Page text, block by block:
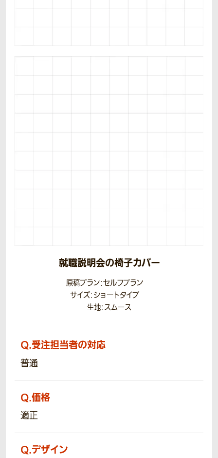
就職説明会の椅子カバー
原稿プラン：セルフプラン
サイズ：ショートタイプ
生地：スムース
Q.受注担当者の対応
普通
Q.価格
適正
Q.デザイン